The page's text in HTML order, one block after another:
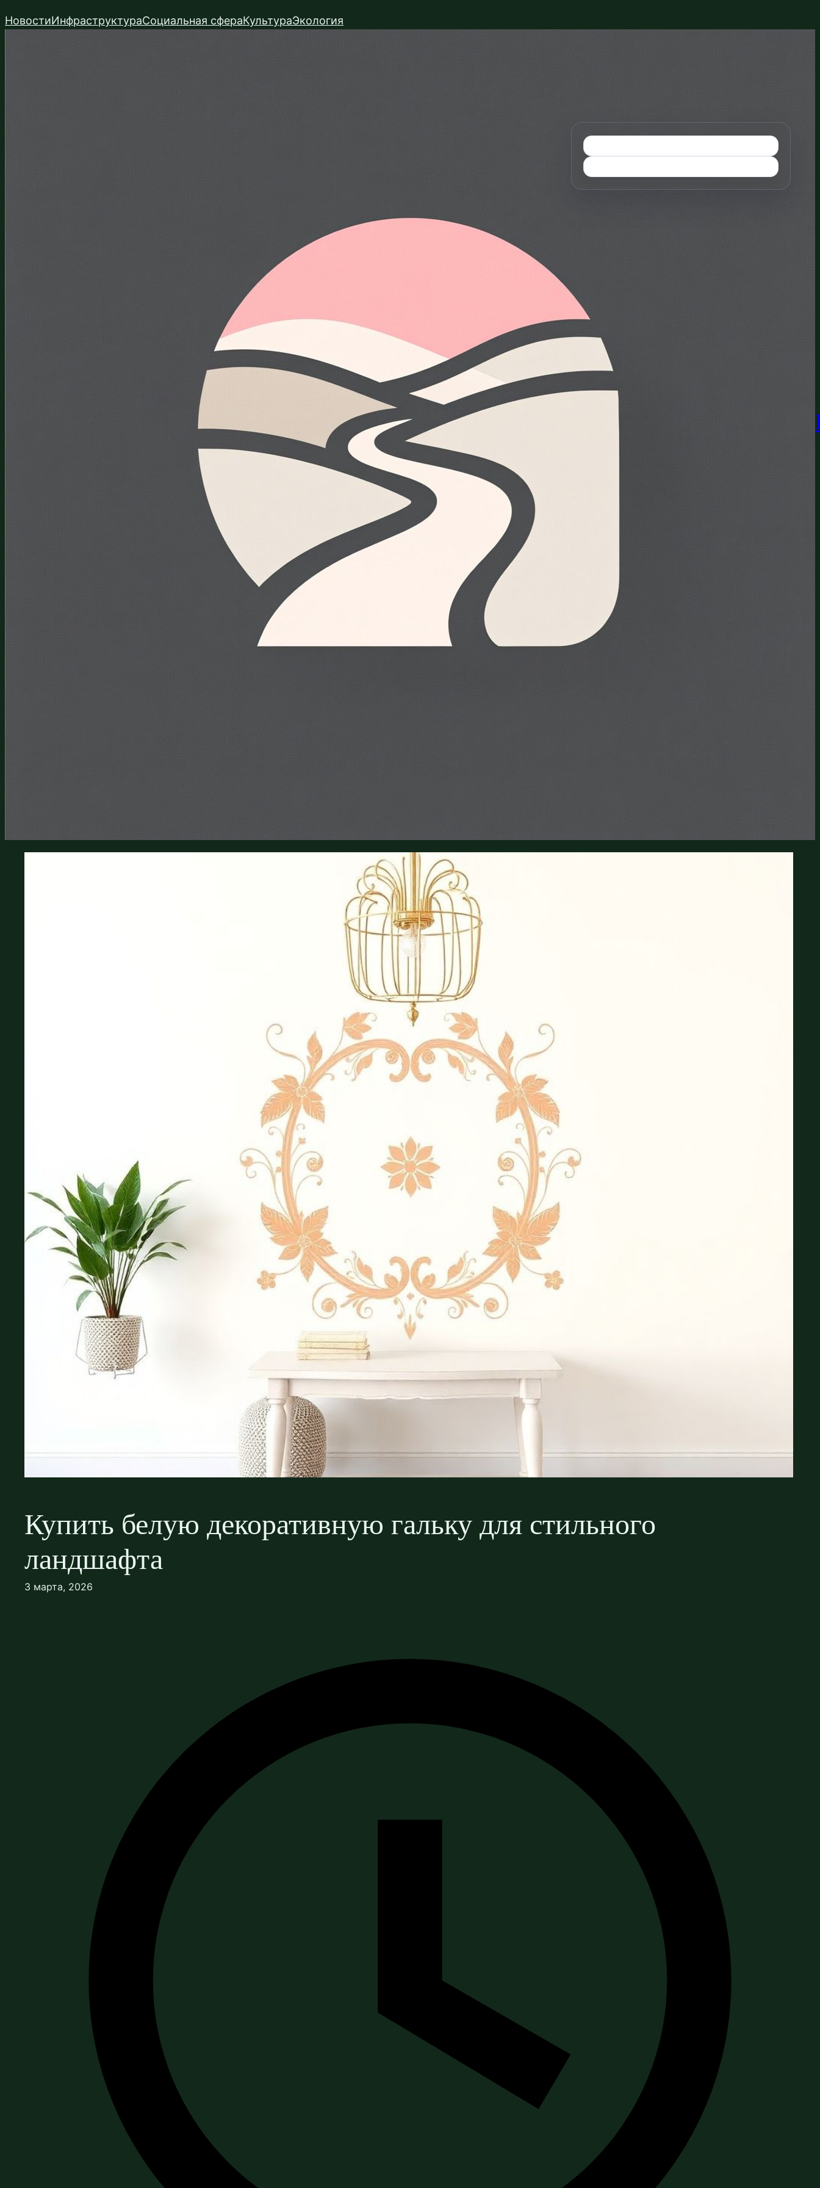
к
НовостиИнфраструктураСоциальная сфераКультураЭкология
Купить белую декоративную гальку для стильного
ландшафта
3 марта, 2026